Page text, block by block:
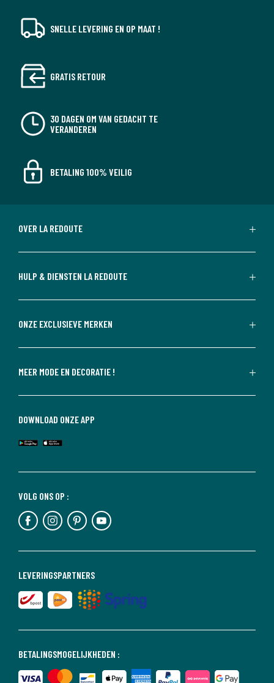
SNELLE LEVERING EN OP MAAT !
GRATIS RETOUR
30 DAGEN OM VAN GEDACHT TE
VERANDEREN
BETALING 100% VEILIG
OVER LA REDOUTE
HULP & DIENSTEN LA REDOUTE
ONZE EXCLUSIEVE MERKEN
MEER MODE EN DECORATIE !
BETALINGSMOGELIJKHEDEN :
LEVERINGSPARTNERS
VOLG ONS OP :
DOWNLOAD ONZE APP